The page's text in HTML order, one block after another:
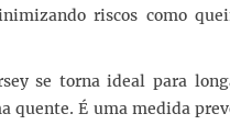
riscos como
se torna ideal para
quente. É uma medida